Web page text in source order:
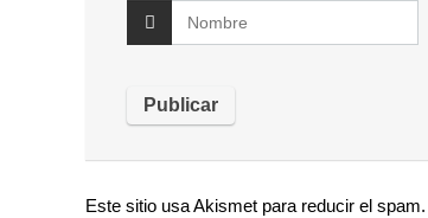
Este sitio usa Akismet para reducir el spam.